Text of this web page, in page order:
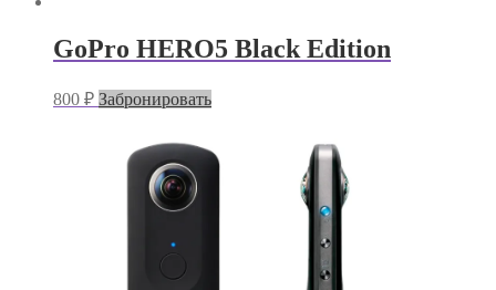
GoPro HERO5 Black Edition
800 ₽ Забронировать